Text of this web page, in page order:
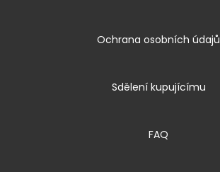
Ochrana osobních údajů
Sdělení kupujícímu
FAQ